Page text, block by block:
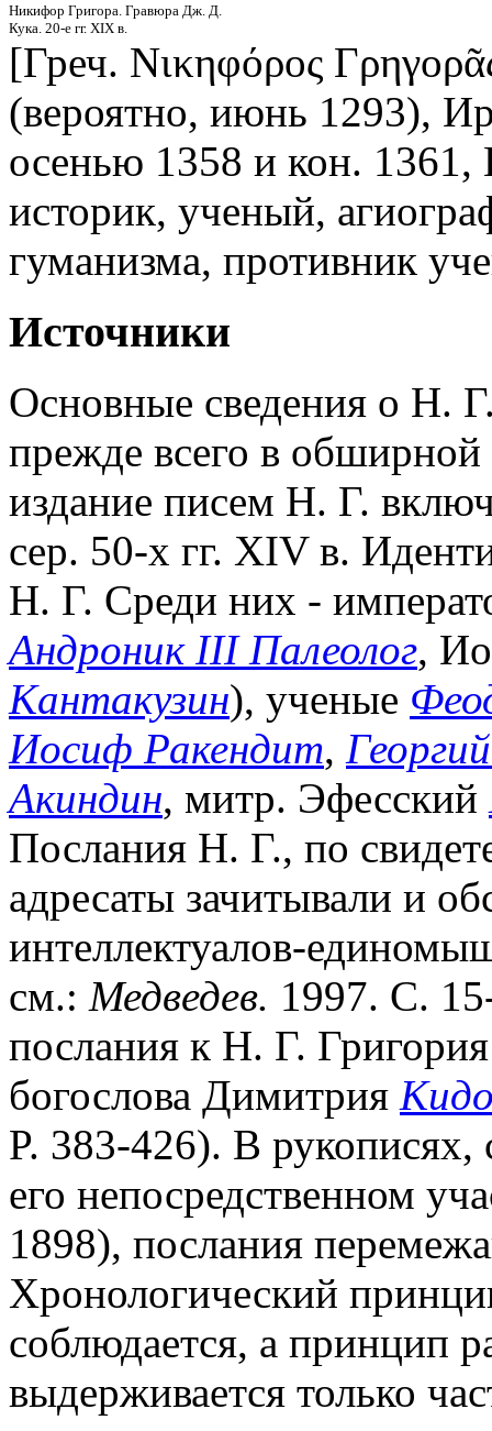
Никифор Григора. Гравюра Дж. Д.
Кука. 20-е гг. XIX в.
[Греч. Νικηφόρος
(вероятно, июнь 1293),
осенью 1358 и кон. 1361,
историк, ученый,
гуманизма, противник
Источники
Основные сведения о Н.
прежде всего в обширной
издание писем Н. Г.
сер. 50-х гг. XIV в.
Н. Г. Среди них -
Андроник III Палеолог,
Кантакузин), ученые
Иосиф Ракендит,
Акиндин, митр. Эфесский
Послания Н. Г., по
адресаты зачитывали и
интеллектуалов-
см.: Медведев. 1997. С.
послания к Н. Г.
богослова Димитрия
P. 383-426). В
его непосредственном
1898), послания
Хронологический
соблюдается, а принцип
выдерживается только